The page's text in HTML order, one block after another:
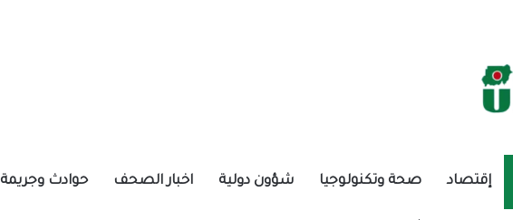
إقتصاد صحة وتكنولوجيا شؤون دولية اخبار الصحف حوادث وجريمة